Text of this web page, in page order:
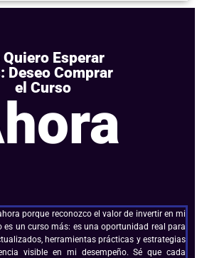
Quiero Esperar
Deseo Comprar
el Curso
porque reconozco el valor de invertir en mi
es un curso más: es una oportunidad real para
herramientas prácticas y estrategias
visible en mi desempeño. Sé que cada